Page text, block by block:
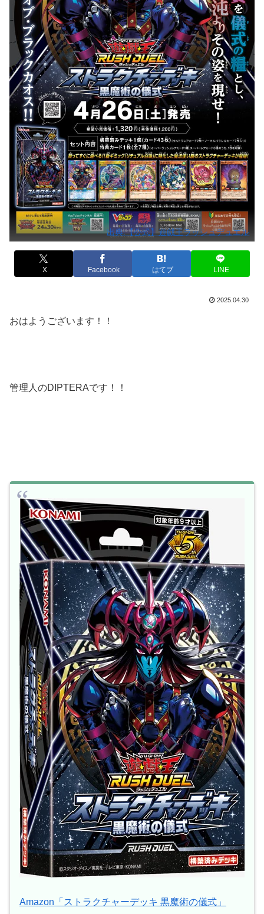
出典:【公式】遊戯王ラッシュデュエル
X Facebook はてブ LINE
2025.04.30
おはようございます！！
管理人のDIPTERAです！！
Amazon「ストラクチャーデッキ 黒魔術の儀式」